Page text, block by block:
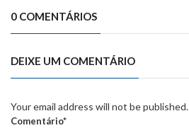
0 COMENTÁRIOS
DEIXE UM COMENTÁRIO
Your email address will not be published.
Comentário*